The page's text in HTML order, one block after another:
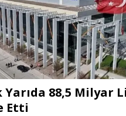
Yarıda 88,5 Milyar
Etti